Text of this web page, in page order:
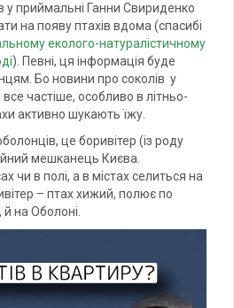
у приймальні Ганни Свириденко
на появу птахів вдома (спасибі
еколого-натуралістичному
). Певні, ця інформація буде
Бо новини про соколів у
частіше, особливо в літньо-
активно шукають їжу.
це боривітер (із роду
мешканець Києва.
чи в полі, а в містах селиться на
– птах хижий, полює по
на Оболоні.